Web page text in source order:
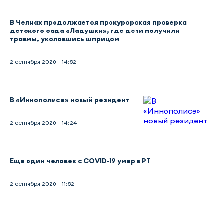
В Челнах продолжается прокурорская проверка
детского сада «Ладушки», где дети получили
травмы, уколовшись шприцом
2 сентября 2020 - 14:52
В «Иннополисе» новый резидент
2 сентября 2020 - 14:24
Еще один человек с COVID-19 умер в РТ
2 сентября 2020 - 11:52